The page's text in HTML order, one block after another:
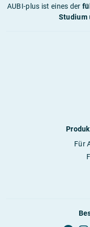
AUBI-plus ist eines der
Studium
Für